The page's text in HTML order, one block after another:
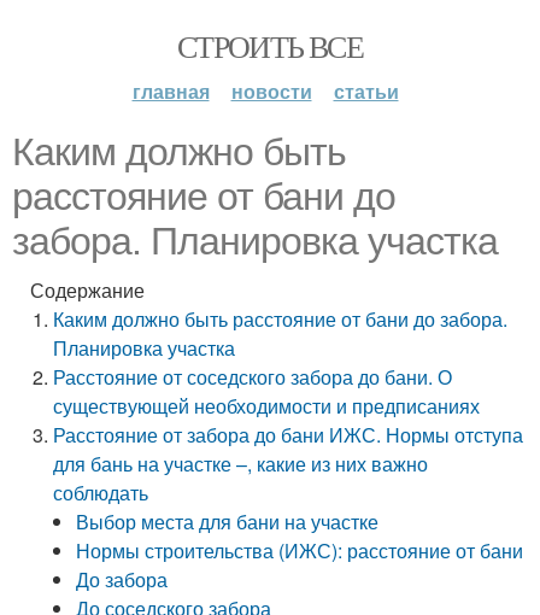
СТРОИТЬ ВСЕ
главная новости статьи
Каким должно быть
расстояние от бани до
забора. Планировка участка
Содержание
Каким должно быть расстояние от бани до забора.
Планировка участка
Расстояние от соседского забора до бани. О
существующей необходимости и предписаниях
Расстояние от забора до бани ИЖС. Нормы отступа
для бань на участке –, какие из них важно
соблюдать
Выбор места для бани на участке
Нормы строительства (ИЖС): расстояние от бани
До забора
До соседского забора